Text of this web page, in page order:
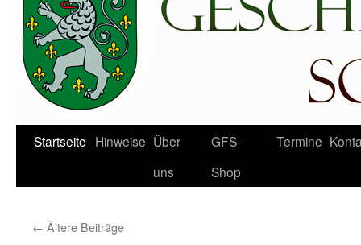
Startseite Hinweise Über
uns
GFS-
Shop
Termine
← Ältere Beiträge